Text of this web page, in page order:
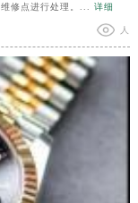
修点进行处理。... 详细
人